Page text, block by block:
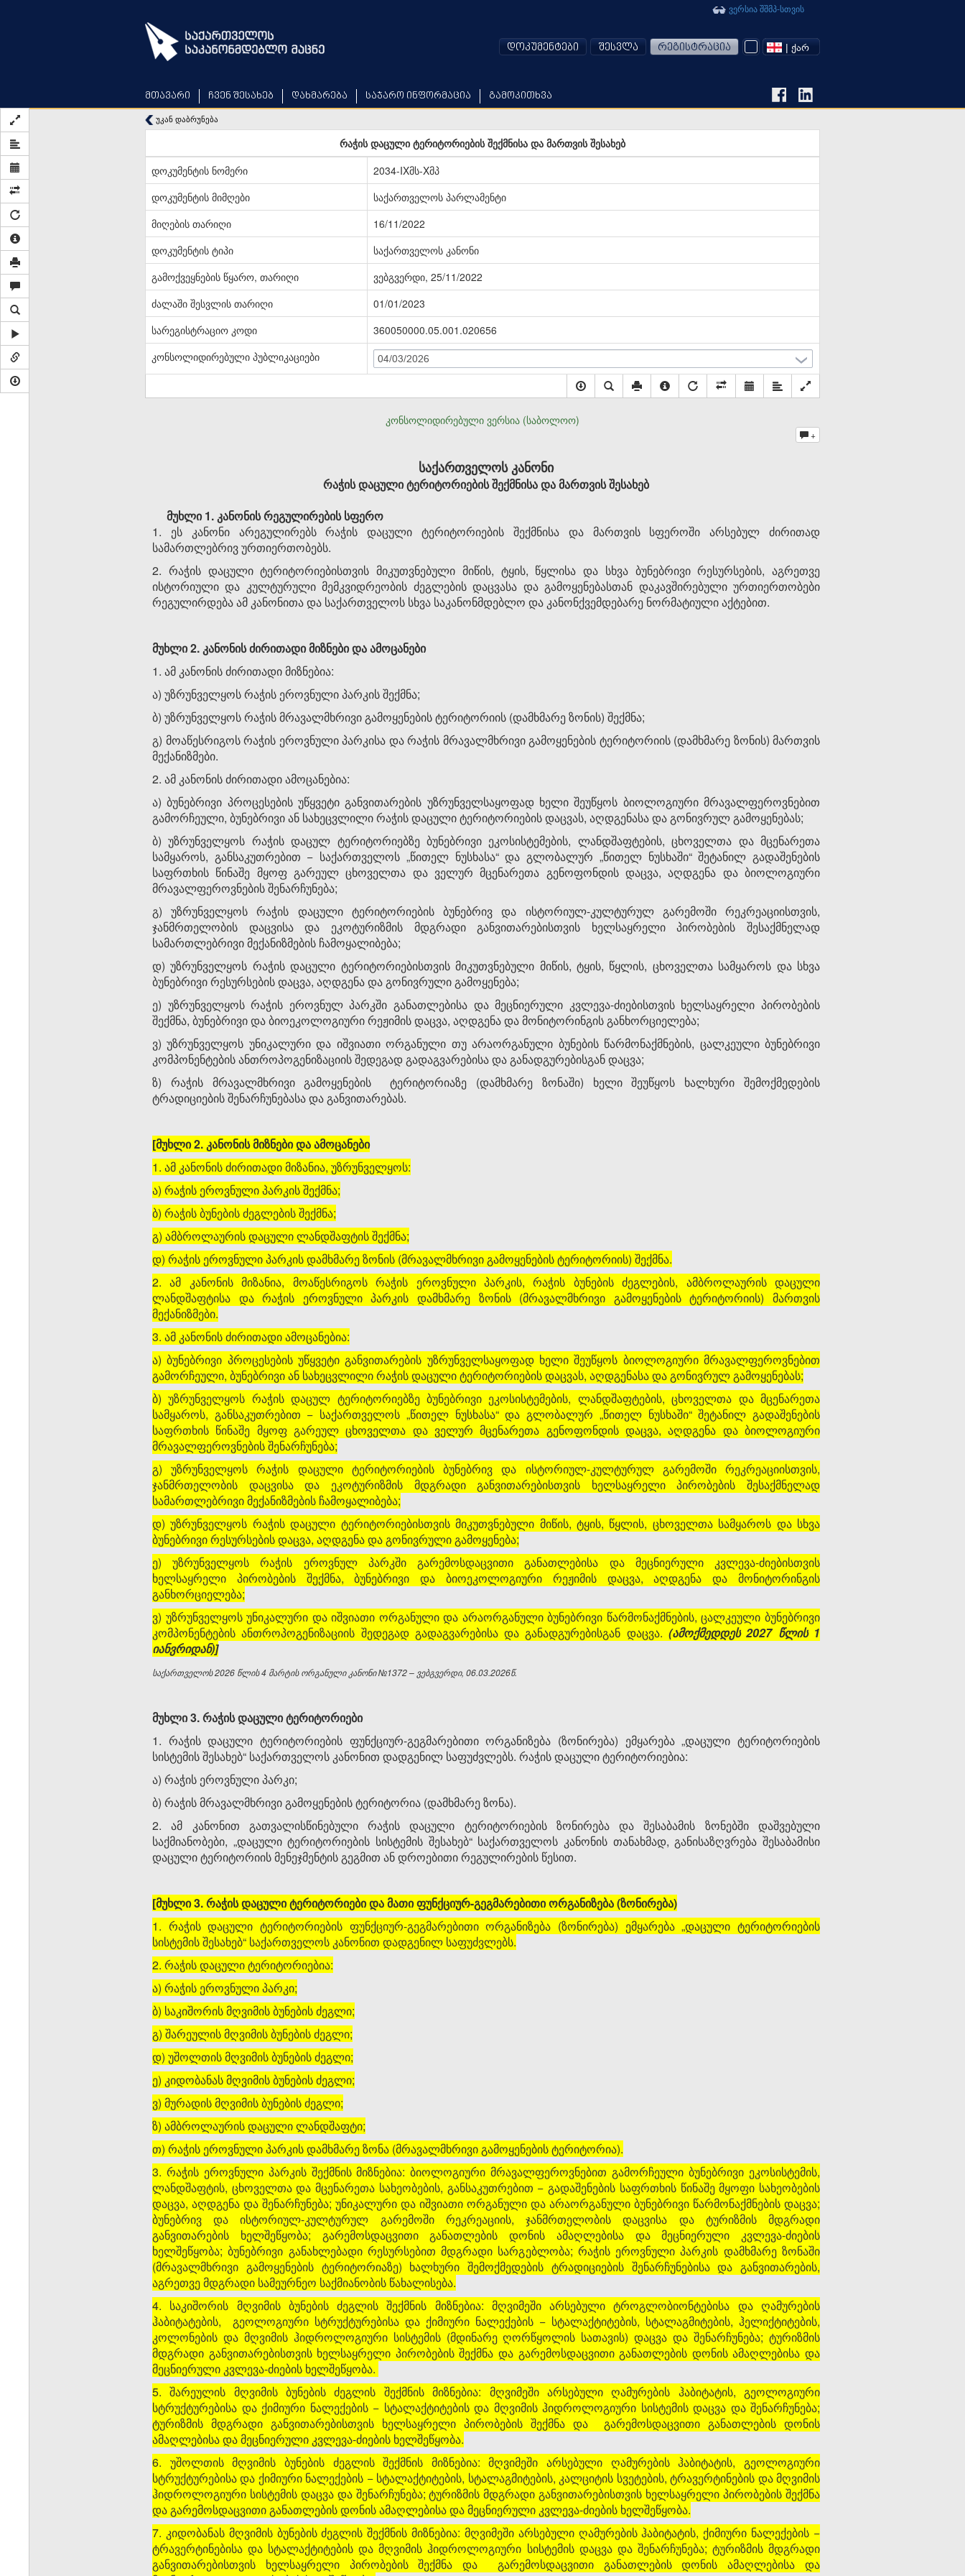
მთავარი ჩვენ შესახებ დახმარება საჯარო ინფორმაცია გამოკითხვა
ვერსია შშმპ-სთვის
დოკუმენტები შესვლა რეგისტრაცია | ᲥᲐᲠ
უკან დაბრუნება
რაჭის დაცული ტერიტორიების შექმნისა და მართვის შესახებ
დოკუმენტის ნომერი
2034-IXმს-Xმპ
დოკუმენტის მიმღები
საქართველოს პარლამენტი
მიღების თარიღი
16/11/2022
დოკუმენტის ტიპი
საქართველოს კანონი
გამოქვეყნების წყარო, თარიღი
ვებგვერდი, 25/11/2022
ძალაში შესვლის თარიღი
01/01/2023
სარეგისტრაციო კოდი
360050000.05.001.020656
კონსოლიდირებული პუბლიკაციები
04/03/2026
კონსოლიდირებული ვერსია (საბოლოო)
+
საქართველოს კანონი
რაჭის დაცული ტერიტორიების შექმნისა და მართვის შესახებ
მუხლი 1. კანონის რეგულირების სფერო
1. ეს კანონი არეგულირებს რაჭის დაცული ტერიტორიების შექმნისა და მართვის სფეროში არსებულ ძირითად
სამართლებრივ ურთიერთობებს.
2. რაჭის დაცული ტერიტორიებისთვის მიკუთვნებული მიწის, ტყის, წყლისა და სხვა ბუნებრივი რესურსების, აგრეთვე
ისტორიული და კულტურული მემკვიდრეობის ძეგლების დაცვასა და გამოყენებასთან დაკავშირებული ურთიერთობები
რეგულირდება ამ კანონითა და საქართველოს სხვა საკანონმდებლო და კანონქვემდებარე ნორმატიული აქტებით.
მუხლი 2. კანონის ძირითადი მიზნები და ამოცანები
1. ამ კანონის ძირითადი მიზნებია:
ა) უზრუნველყოს რაჭის ეროვნული პარკის შექმნა;
ბ) უზრუნველყოს რაჭის მრავალმხრივი გამოყენების ტერიტორიის (დამხმარე ზონის) შექმნა;
გ) მოაწესრიგოს რაჭის ეროვნული პარკისა და რაჭის მრავალმხრივი გამოყენების ტერიტორიის (დამხმარე ზონის) მართვის
მექანიზმები.
2. ამ კანონის ძირითადი ამოცანებია:
ა) ბუნებრივი პროცესების უწყვეტი განვითარების უზრუნველსაყოფად ხელი შეუწყოს ბიოლოგიური მრავალფეროვნებით
გამორჩეული, ბუნებრივი ან სახეცვლილი რაჭის დაცული ტერიტორიების დაცვას, აღდგენასა და გონივრულ გამოყენებას;
ბ) უზრუნველყოს რაჭის დაცულ ტერიტორიებზე ბუნებრივი ეკოსისტემების, ლანდშაფტების, ცხოველთა და მცენარეთა
სამყაროს, განსაკუთრებით − საქართველოს „წითელ ნუსხასა“ და გლობალურ „წითელ ნუსხაში“ შეტანილ გადაშენების
საფრთხის წინაშე მყოფ გარეულ ცხოველთა და ველურ მცენარეთა გენოფონდის დაცვა, აღდგენა და ბიოლოგიური
მრავალფეროვნების შენარჩუნება;
გ) უზრუნველყოს რაჭის დაცული ტერიტორიების ბუნებრივ და ისტორიულ-კულტურულ გარემოში რეკრეაციისთვის,
ჯანმრთელობის დაცვისა და ეკოტურიზმის მდგრადი განვითარებისთვის ხელსაყრელი პირობების შესაქმნელად
სამართლებრივი მექანიზმების ჩამოყალიბება;
დ) უზრუნველყოს რაჭის დაცული ტერიტორიებისთვის მიკუთვნებული მიწის, ტყის, წყლის, ცხოველთა სამყაროს და სხვა
ბუნებრივი რესურსების დაცვა, აღდგენა და გონივრული გამოყენება;
ე) უზრუნველყოს რაჭის ეროვნულ პარკში განათლებისა და მეცნიერული კვლევა-ძიებისთვის ხელსაყრელი პირობების
შექმნა, ბუნებრივი და ბიოეკოლოგიური რეჟიმის დაცვა, აღდგენა და მონიტორინგის განხორციელება;
ვ) უზრუნველყოს უნიკალური და იშვიათი ორგანული თუ არაორგანული ბუნების წარმონაქმნების, ცალკეული ბუნებრივი
კომპონენტების ანთროპოგენიზაციის შედეგად გადაგვარებისა და განადგურებისგან დაცვა;
ზ) რაჭის მრავალმხრივი გამოყენების ტერიტორიაზე (დამხმარე ზონაში) ხელი შეუწყოს ხალხური შემოქმედების
ტრადიციების შენარჩუნებასა და განვითარებას.
[მუხლი 2. კანონის მიზნები და ამოცანები
1. ამ კანონის ძირითადი მიზანია, უზრუნველყოს:
ა) რაჭის ეროვნული პარკის შექმნა;
ბ) რაჭის ბუნების ძეგლების შექმნა;
გ) ამბროლაურის დაცული ლანდშაფტის შექმნა;
დ) რაჭის ეროვნული პარკის დამხმარე ზონის (მრავალმხრივი გამოყენების ტერიტორიის) შექმნა.
2. ამ კანონის მიზანია, მოაწესრიგოს რაჭის ეროვნული პარკის, რაჭის ბუნების ძეგლების, ამბროლაურის დაცული
ლანდშაფტისა და რაჭის ეროვნული პარკის დამხმარე ზონის (მრავალმხრივი გამოყენების ტერიტორიის) მართვის
მექანიზმები.
3. ამ კანონის ძირითადი ამოცანებია:
ა) ბუნებრივი პროცესების უწყვეტი განვითარების უზრუნველსაყოფად ხელი შეუწყოს ბიოლოგიური მრავალფეროვნებით
გამორჩეული, ბუნებრივი ან სახეცვლილი რაჭის დაცული ტერიტორიების დაცვას, აღდგენასა და გონივრულ გამოყენებას;
ბ) უზრუნველყოს რაჭის დაცულ ტერიტორიებზე ბუნებრივი ეკოსისტემების, ლანდშაფტების, ცხოველთა და მცენარეთა
სამყაროს, განსაკუთრებით − საქართველოს „წითელ ნუსხასა“ და გლობალურ „წითელ ნუსხაში“ შეტანილ გადაშენების
საფრთხის წინაშე მყოფ გარეულ ცხოველთა და ველურ მცენარეთა გენოფონდის დაცვა, აღდგენა და ბიოლოგიური
მრავალფეროვნების შენარჩუნება;
გ) უზრუნველყოს რაჭის დაცული ტერიტორიების ბუნებრივ და ისტორიულ-კულტურულ გარემოში რეკრეაციისთვის,
ჯანმრთელობის დაცვისა და ეკოტურიზმის მდგრადი განვითარებისთვის ხელსაყრელი პირობების შესაქმნელად
სამართლებრივი მექანიზმების ჩამოყალიბება;
დ) უზრუნველყოს რაჭის დაცული ტერიტორიებისთვის მიკუთვნებული მიწის, ტყის, წყლის, ცხოველთა სამყაროს და სხვა
ბუნებრივი რესურსების დაცვა, აღდგენა და გონივრული გამოყენება;
ე) უზრუნველყოს რაჭის ეროვნულ პარკში გარემოსდაცვითი განათლებისა და მეცნიერული კვლევა-ძიებისთვის
ხელსაყრელი პირობების შექმნა, ბუნებრივი და ბიოეკოლოგიური რეჟიმის დაცვა, აღდგენა და მონიტორინგის
განხორციელება;
ვ) უზრუნველყოს უნიკალური და იშვიათი ორგანული და არაორგანული ბუნებრივი წარმონაქმნების, ცალკეული ბუნებრივი
კომპონენტების ანთროპოგენიზაციის შედეგად გადაგვარებისა და განადგურებისგან დაცვა.(ამოქმედდეს 2027 წლის 1
იანვრიდან)]
საქართველოს 2026 წლის 4 მარტის ორგანული კანონი №1372 – ვებგვერდი, 06.03.2026წ.
მუხლი 3. რაჭის დაცული ტერიტორიები
1. რაჭის დაცული ტერიტორიების ფუნქციურ-გეგმარებითი ორგანიზება (ზონირება) ემყარება „დაცული ტერიტორიების
სისტემის შესახებ“ საქართველოს კანონით დადგენილ საფუძვლებს. რაჭის დაცული ტერიტორიებია:
ა) რაჭის ეროვნული პარკი;
ბ) რაჭის მრავალმხრივი გამოყენების ტერიტორია (დამხმარე ზონა).
2. ამ კანონით გათვალისწინებული რაჭის დაცული ტერიტორიების ზონირება და შესაბამის ზონებში დაშვებული
საქმიანობები, „დაცული ტერიტორიების სისტემის შესახებ“ საქართველოს კანონის თანახმად, განისაზღვრება შესაბამისი
დაცული ტერიტორიის მენეჯმენტის გეგმით ან დროებითი რეგულირების წესით.
[მუხლი 3. რაჭის დაცული ტერიტორიები და მათი ფუნქციურ-გეგმარებითი ორგანიზება (ზონირება)
1. რაჭის დაცული ტერიტორიების ფუნქციურ-გეგმარებითი ორგანიზება (ზონირება) ემყარება „დაცული ტერიტორიების
სისტემის შესახებ“ საქართველოს კანონით დადგენილ საფუძვლებს.
2. რაჭის დაცული ტერიტორიებია:
ა) რაჭის ეროვნული პარკი;
ბ) საკიშორის მღვიმის ბუნების ძეგლი;
გ) შარეულის მღვიმის ბუნების ძეგლი;
დ) უშოლთის მღვიმის ბუნების ძეგლი;
ე) კიდობანას მღვიმის ბუნების ძეგლი;
ვ) მურადის მღვიმის ბუნების ძეგლი;
ზ) ამბროლაურის დაცული ლანდშაფტი;
თ) რაჭის ეროვნული პარკის დამხმარე ზონა (მრავალმხრივი გამოყენების ტერიტორია).
3. რაჭის ეროვნული პარკის შექმნის მიზნებია: ბიოლოგიური მრავალფეროვნებით გამორჩეული ბუნებრივი ეკოსისტემის,
ლანდშაფტის, ცხოველთა და მცენარეთა სახეობების, განსაკუთრებით − გადაშენების საფრთხის წინაშე მყოფი სახეობების
დაცვა, აღდგენა და შენარჩუნება; უნიკალური და იშვიათი ორგანული და არაორგანული ბუნებრივი წარმონაქმნების დაცვა;
ბუნებრივ და ისტორიულ-კულტურულ გარემოში რეკრეაციის, ჯანმრთელობის დაცვისა და ტურიზმის მდგრადი
განვითარების ხელშეწყობა; გარემოსდაცვითი განათლების დონის ამაღლებისა და მეცნიერული კვლევა-ძიების
ხელშეწყობა; ბუნებრივი განახლებადი რესურსებით მდგრადი სარგებლობა; რაჭის ეროვნული პარკის დამხმარე ზონაში
(მრავალმხრივი გამოყენების ტერიტორიაზე) ხალხური შემოქმედების ტრადიციების შენარჩუნებისა და განვითარების,
აგრეთვე მდგრადი სამეურნეო საქმიანობის წახალისება.
4. საკიშორის მღვიმის ბუნების ძეგლის შექმნის მიზნებია: მღვიმეში არსებული ტროგლობიონტებისა და ღამურების
ჰაბიტატების, გეოლოგიური სტრუქტურებისა და ქიმიური ნალექების − სტალაქტიტების, სტალაგმიტების, ჰელიქტიტების,
კოლონების და მღვიმის ჰიდროლოგიური სისტემის (მდინარე ღორწყოლის სათავის) დაცვა და შენარჩუნება; ტურიზმის
მდგრადი განვითარებისთვის ხელსაყრელი პირობების შექმნა და გარემოსდაცვითი განათლების დონის ამაღლებისა და
მეცნიერული კვლევა-ძიების ხელშეწყობა.
5. შარეულის მღვიმის ბუნების ძეგლის შექმნის მიზნებია: მღვიმეში არსებული ღამურების ჰაბიტატის, გეოლოგიური
სტრუქტურებისა და ქიმიური ნალექების − სტალაქტიტების და მღვიმის ჰიდროლოგიური სისტემის დაცვა და შენარჩუნება;
ტურიზმის მდგრადი განვითარებისთვის ხელსაყრელი პირობების შექმნა და გარემოსდაცვითი განათლების დონის
ამაღლებისა და მეცნიერული კვლევა-ძიების ხელშეწყობა.
6. უშოლთის მღვიმის ბუნების ძეგლის შექმნის მიზნებია: მღვიმეში არსებული ღამურების ჰაბიტატის, გეოლოგიური
სტრუქტურებისა და ქიმიური ნალექების − სტალაქტიტების, სტალაგმიტების, კალციტის სვეტების, ტრავერტინების და მღვიმის
ჰიდროლოგიური სისტემის დაცვა და შენარჩუნება; ტურიზმის მდგრადი განვითარებისთვის ხელსაყრელი პირობების შექმნა
და გარემოსდაცვითი განათლების დონის ამაღლებისა და მეცნიერული კვლევა-ძიების ხელშეწყობა.
7. კიდობანას მღვიმის ბუნების ძეგლის შექმნის მიზნებია: მღვიმეში არსებული ღამურების ჰაბიტატის, ქიმიური ნალექების −
ტრავერტინებისა და სტალაქტიტების და მღვიმის ჰიდროლოგიური სისტემის დაცვა და შენარჩუნება; ტურიზმის მდგრადი
განვითარებისთვის ხელსაყრელი პირობების შექმნა და გარემოსდაცვითი განათლების დონის ამაღლებისა და